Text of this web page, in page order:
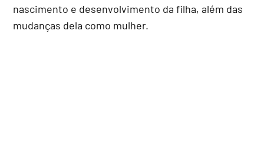
nascimento e desenvolvimento da filha, além das
mudanças dela como mulher.